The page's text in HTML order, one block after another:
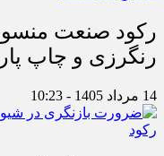
رکود صنعت
رنگرزی و چاپ
14 مرداد 1405 - 10:23